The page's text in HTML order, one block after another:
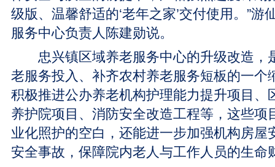
级版、温馨舒适的‘老年之家’交付使用。”游
服务中心负责人陈建勋说。
忠兴镇区域养老服务中心的升级改造，
老服务投入、补齐农村养老服务短板的一个
积极推进公办养老机构护理能力提升项目、
养护院项目、消防安全改造工程等，这些项
业化照护的空白，还能进一步加强机构房屋
安全事故，保障院内老人与工作人员的生命